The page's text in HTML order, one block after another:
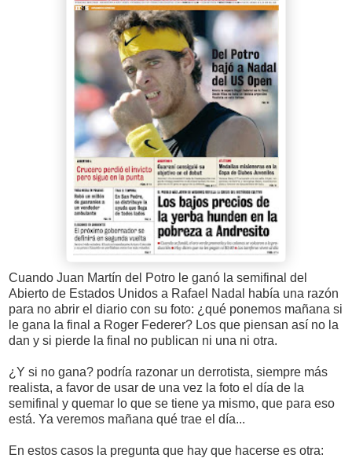
Cuando Juan Martín del Potro le ganó la semifinal del
Abierto de Estados Unidos a Rafael Nadal había una razón
para no abrir el diario con su foto: ¿qué ponemos mañana si
le gana la final a Roger Federer? Los que piensan así no la
dan y si pierde la final no publican ni una ni otra.
¿Y si no gana? podría razonar un derrotista, siempre más
realista, a favor de usar de una vez la foto el día de la
semifinal y quemar lo que se tiene ya mismo, que para eso
está. Ya veremos mañana qué trae el día...
En estos casos la pregunta que hay que hacerse es otra: